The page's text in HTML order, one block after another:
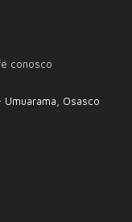
conosco
Umuarama, Osasco